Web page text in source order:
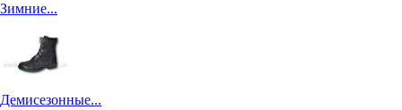
Зимние...
Демисезонные...